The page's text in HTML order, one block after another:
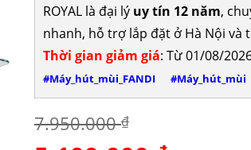
ROYAL là đại lý uy tín 12 năm,
nhanh, hỗ trợ lắp đặt ở Hà Nội và
Thời gian giảm giá: Từ 01/08/
#Máy_hút_mùi_FANDI #Máy_hút_mùi
7.950.000₫